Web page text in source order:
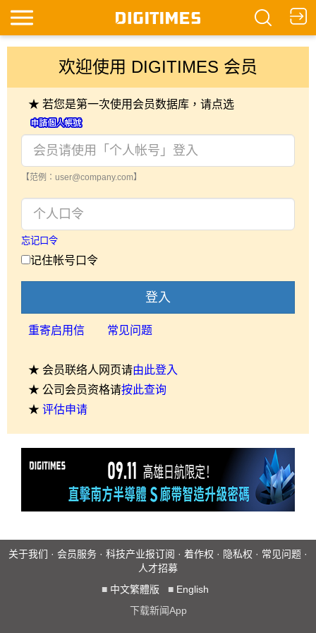
欢迎使用 DIGITIMES 会员
★ 若您是第一次使用会员数据库，请点选
【范例：user@company.com】
忘记口令
记住帐号口令
登入
重寄启用信 常见问题
★ 会员联络人网页请由此登入
★ 公司会员资格请按此查询
★ 评估申请
关于我们 · 会员服务 · 科技产业报订阅 · 着作权 · 隐私权 · 常见问题 ·
人才招募
■ 中文繁體版 ■ English
下载新闻App